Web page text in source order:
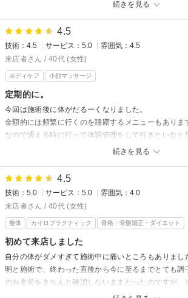
続きを見る
リラックスして頂けて良かったです！お身体、冷え
めながら、状態見てケアさせて頂きますね(*^-^*)
またのご来店、お待ちしておりますm(__)m
4.5
技術：4.5 サービス：5.0
雰囲気：4.5
来店者さん / 40代 (女性)
ボディケア 小顔マッサージ
定期的に。
続きを見る
今回は施術後に体がだるーくなりました。
金額的には頻繁に行くのを躊躇するメニューもありま
なので通える時に行って体調管理をして行きたいなと
先日はご来店頂きましてありがとうございます(^^)
その後、体調はいかがでしょうか？
これからも宜しくお願い致しますm(_ _)m
4.5
技術：5.0 サービス：5.0
雰囲気：4.0
来店者さん / 40代 (女性)
整体 カイロプラクティック 骨格・骨盤矯正・ダイエット
初めて来店しました
自分の体がダメすぎて施術中に痛いところもありまし
明と施術で、終わった直後から今に至るまでとても調
のお名前をきちんと確認しないままだったのですが、